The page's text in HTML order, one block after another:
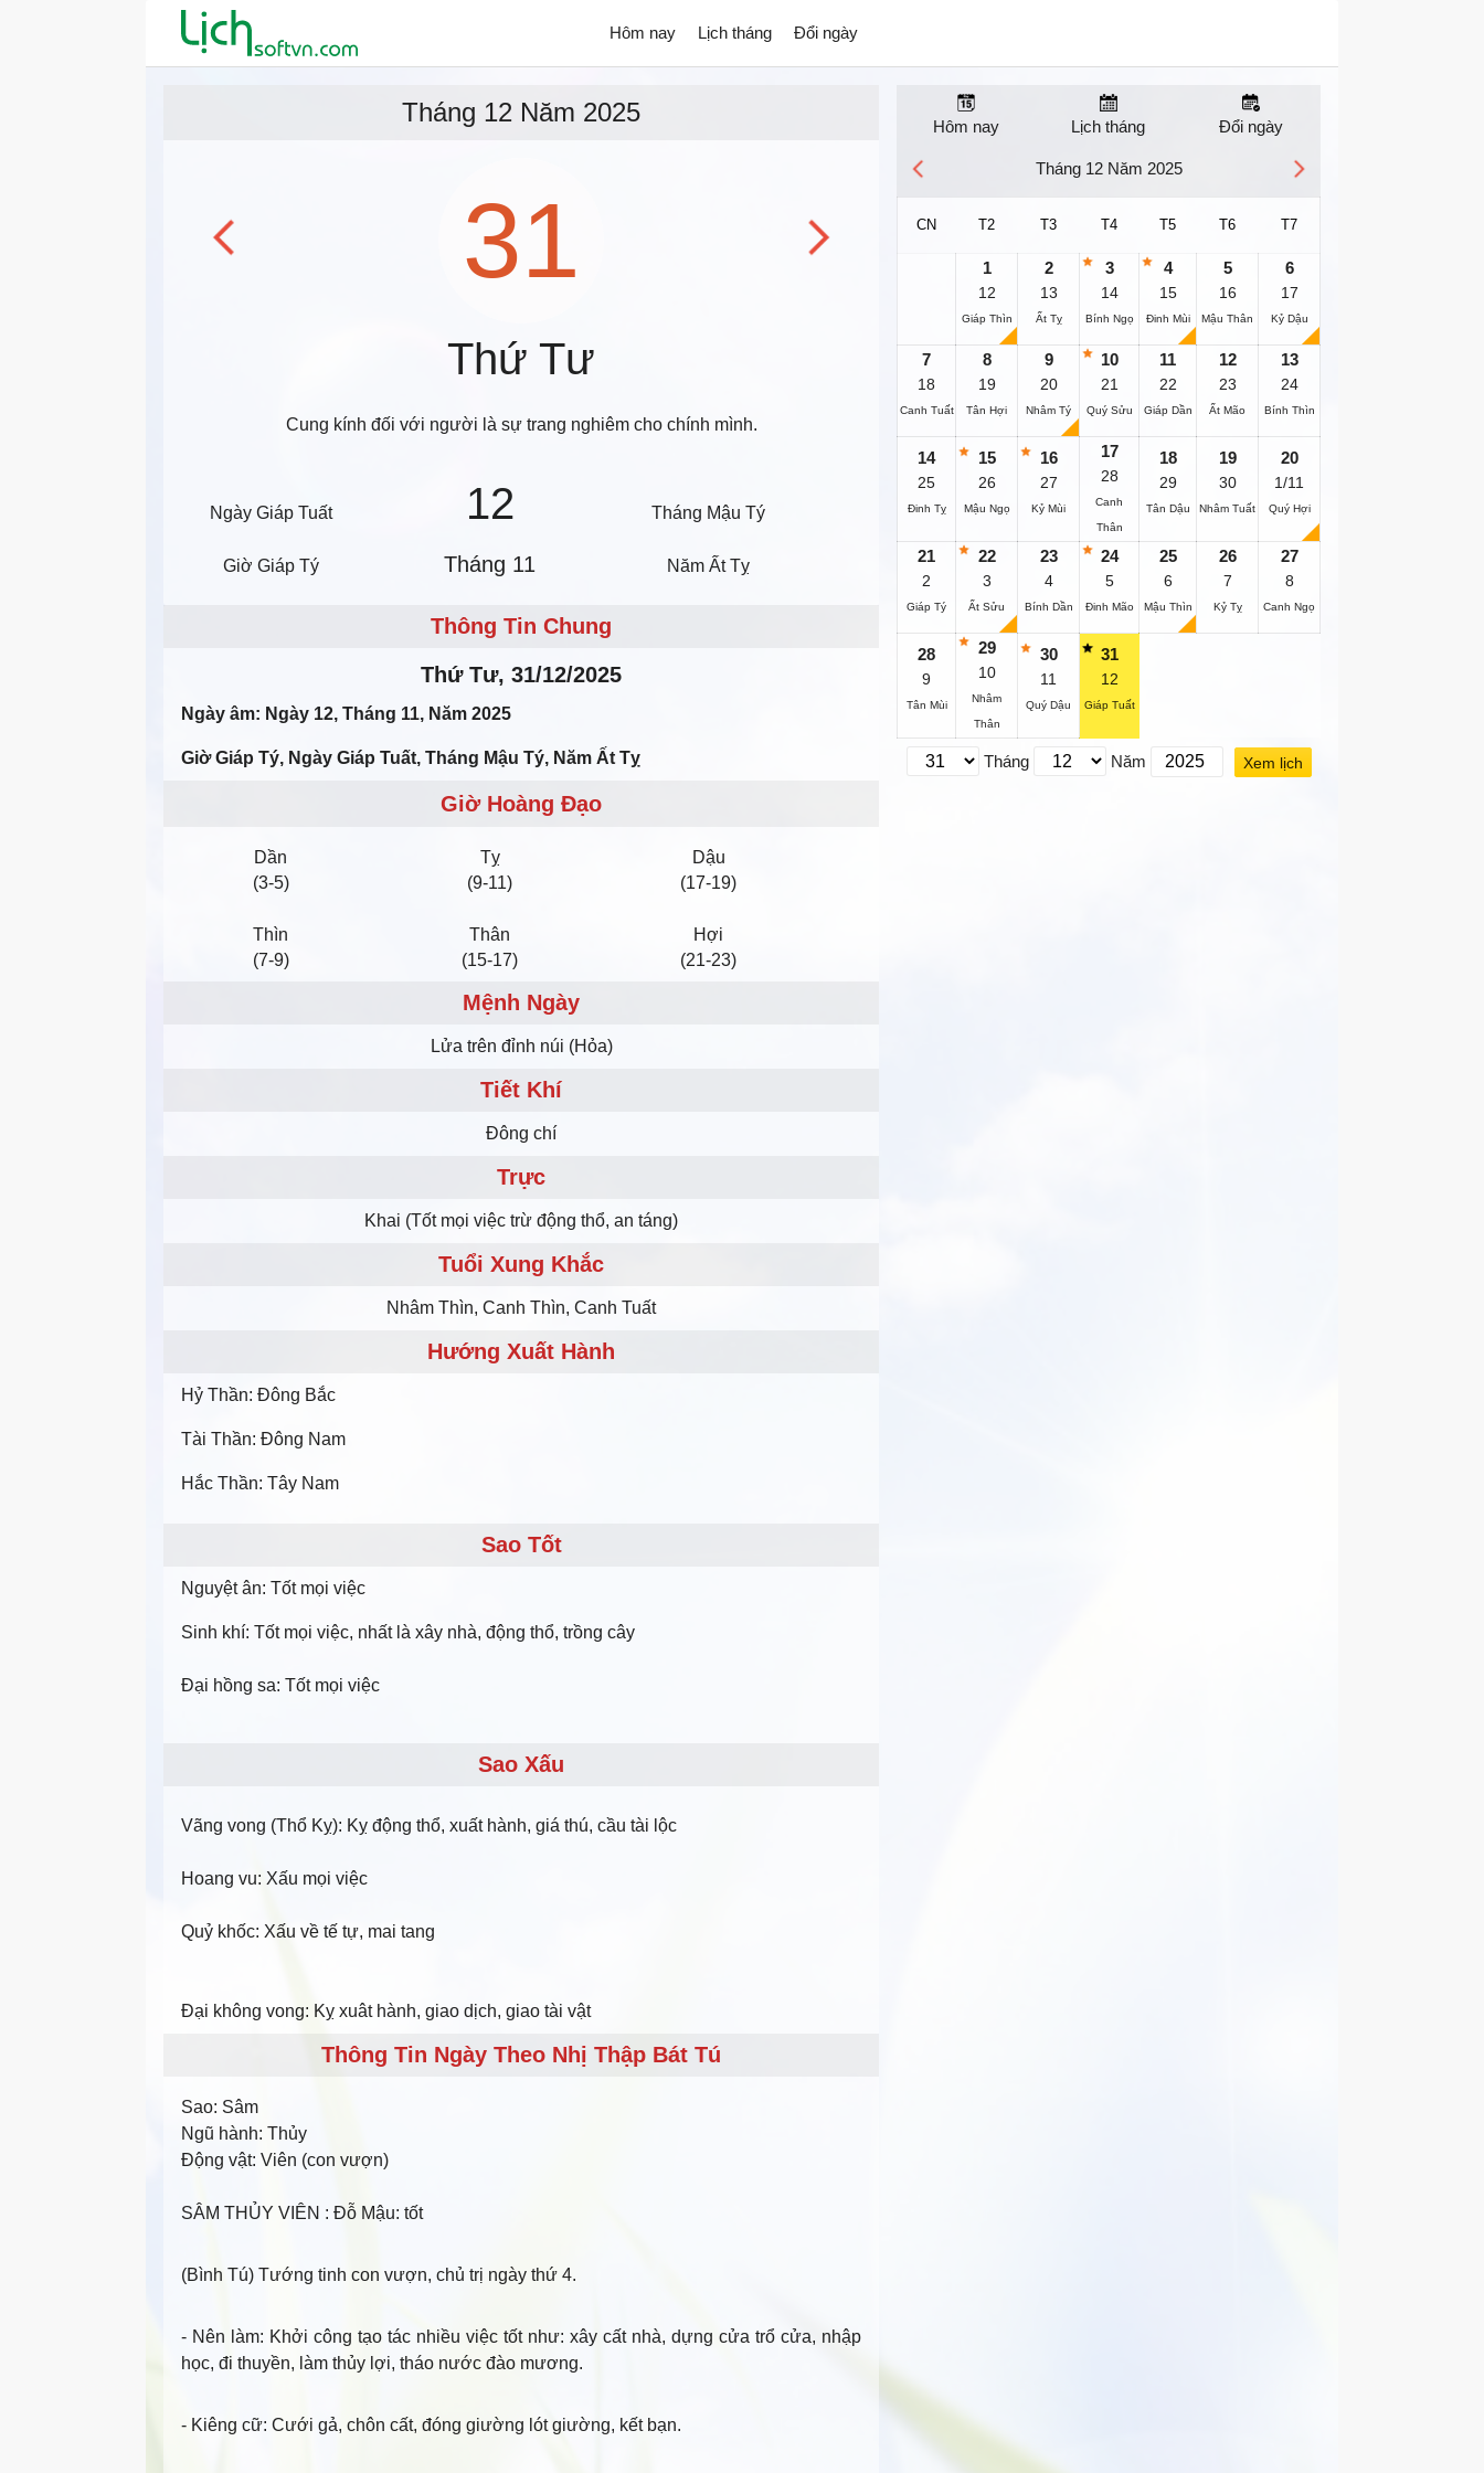
Hôm nay Lịch tháng Đổi ngày
Hôm nay Lịch tháng Đổi ngày
Tháng 12 Năm 2025
31
Thứ Tư
Cung kính đối với người là sự trang nghiêm cho chính mình.
Ngày Giáp Tuất 12 Tháng Mậu Tý
Giờ Giáp Tý Tháng 11 Năm Ất Tỵ
Thông Tin Chung
Thứ Tư, 31/12/2025
Ngày âm: Ngày 12, Tháng 11, Năm 2025
Giờ Giáp Tý, Ngày Giáp Tuất, Tháng Mậu Tý, Năm Ất Tỵ
Giờ Hoàng Đạo
Dần
(3-5)
Tỵ
(9-11)
Dậu
(17-19)
Thìn
(7-9)
Thân
(15-17)
Hợi
(21-23)
Mệnh Ngày
Lửa trên đỉnh núi (Hỏa)
Tiết Khí
Đông chí
Trực
Khai (Tốt mọi việc trừ động thổ, an táng)
Tuổi Xung Khắc
Nhâm Thìn, Canh Thìn, Canh Tuất
Hướng Xuất Hành
Hỷ Thần: Đông Bắc
Tài Thần: Đông Nam
Hắc Thần: Tây Nam
Sao Tốt
Nguyệt ân: Tốt mọi việc
Sinh khí: Tốt mọi việc, nhất là xây nhà, động thổ, trồng cây
Đại hồng sa: Tốt mọi việc
Sao Xấu
Vãng vong (Thổ Kỵ): Kỵ động thổ, xuất hành, giá thú, cầu tài lộc
Hoang vu: Xấu mọi việc
Quỷ khốc: Xấu về tế tự, mai tang
Đại không vong: Kỵ xuât hành, giao dịch, giao tài vật
Thông Tin Ngày Theo Nhị Thập Bát Tú
Sao: Sâm
Ngũ hành: Thủy
Động vật: Viên (con vượn)
SÂM THỦY VIÊN : Đỗ Mậu: tốt
(Bình Tú) Tướng tinh con vượn, chủ trị ngày thứ 4.
- Nên làm: Khởi công tạo tác nhiều việc tốt như: xây cất nhà, dựng cửa trổ cửa, nhập
học, đi thuyền, làm thủy lợi, tháo nước đào mương.
- Kiêng cữ: Cưới gả, chôn cất, đóng giường lót giường, kết bạn.
Tháng 12 Năm 2025
CN T2 T3 T4 T5 T6 T7
1
12
Giáp Thìn
2
13
Ất Tỵ
3
14
Bính Ngọ
4
15
Đinh Mùi
5
16
Mậu Thân
6
17
Kỷ Dậu
7
18
Canh Tuất
8
19
Tân Hợi
9
20
Nhâm Tý
10
21
Quý Sửu
11
22
Giáp Dần
12
23
Ất Mão
13
24
Bính Thìn
14
25
Đinh Tỵ
15
26
Mậu Ngọ
16
27
Kỷ Mùi
17
28
Canh
Thân
18
29
Tân Dậu
19
30
Nhâm Tuất
20
1/11
Quý Hợi
21
2
Giáp Tý
22
3
Ất Sửu
23
4
Bính Dần
24
5
Đinh Mão
25
6
Mậu Thìn
26
7
Kỷ Tỵ
27
8
Canh Ngọ
28
9
Tân Mùi
29
10
Nhâm
Thân
30
11
Quý Dậu
31
12
Giáp Tuất
Tháng Năm Xem lịch